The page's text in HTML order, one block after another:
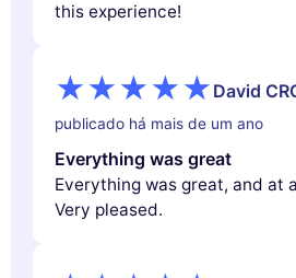
this experience!
David
publicado há mais de um ano
Everything was great
Everything was great, and at
Very pleased.